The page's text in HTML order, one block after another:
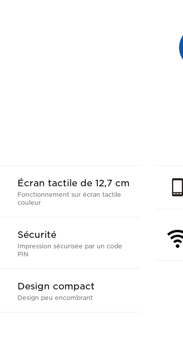
Écran tactile de 12,7 cm
Fonctionnement sur écran tactile
couleur
Sécurité
Impression sécurisée par un code
PIN
Design compact
Design peu encombrant